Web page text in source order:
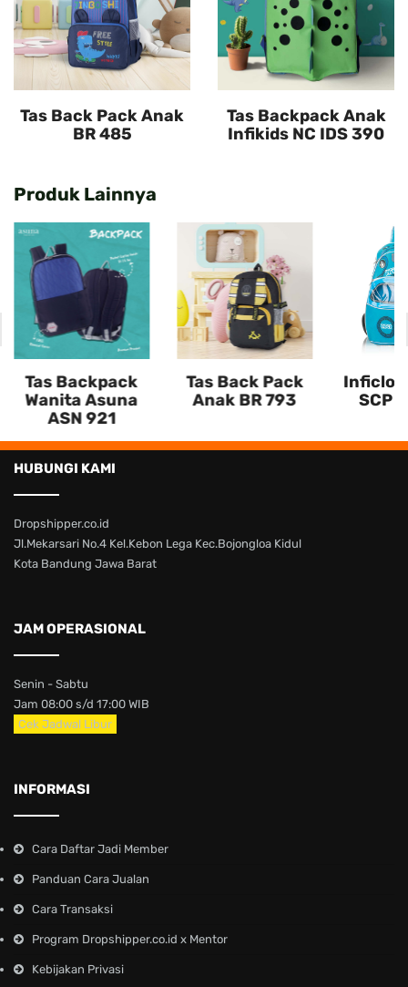
Tas Back Pack Anak
BR 485
Tas Backpack Anak
Infikids NC IDS 390
Produk Lainnya
Tas Backpack
Wanita Asuna
ASN 921
Tas Back Pack
Anak BR 793
Inficlo
SCP
HUBUNGI KAMI
Dropshipper.co.id
Jl.Mekarsari No.4 Kel.Kebon Lega Kec.Bojongloa Kidul
Kota Bandung Jawa Barat
JAM OPERASIONAL
Senin - Sabtu
Jam 08:00 s/d 17:00 WIB
Cek Jadwal Libur
INFORMASI
Cara Daftar Jadi Member
Panduan Cara Jualan
Cara Transaksi
Program Dropshipper.co.id x Mentor
Kebijakan Privasi